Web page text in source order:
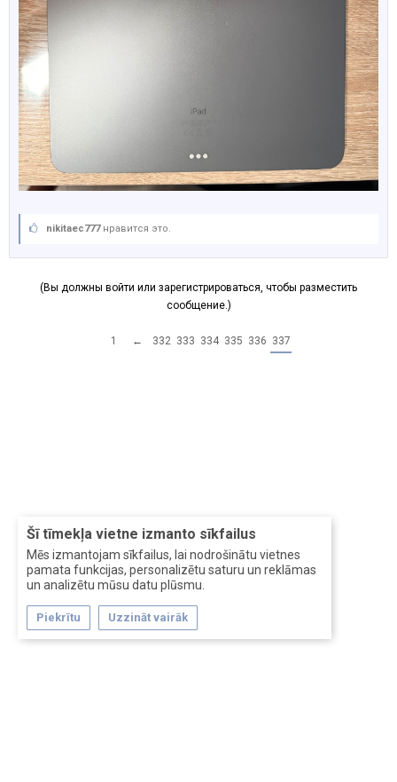
Šī tīmekļa vietne izmanto sīkfailus
Mēs izmantojam sīkfailus, lai nodrošinātu vietnes
pamata funkcijas, personalizētu saturu un reklāmas
un analizētu mūsu datu plūsmu.
Piekrītu Uzzināt vairāk
nikitaec777нравится это.
(Вы должны войти или зарегистрироваться, чтобы разместить
сообщение.)
1 ← 332 333 334 335 336 337